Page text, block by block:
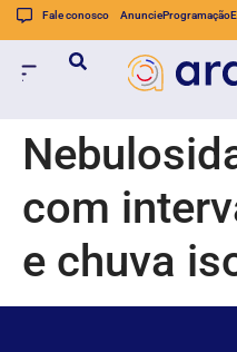
Fale conosco AnuncieProgramação
com
e chuva